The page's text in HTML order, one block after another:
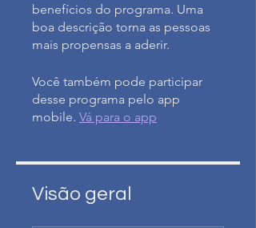
benefícios do programa. Uma
boa descrição torna as pessoas
mais propensas a aderir.
Você também pode participar
desse programa pelo app
mobile. Vá para o app
Visão geral